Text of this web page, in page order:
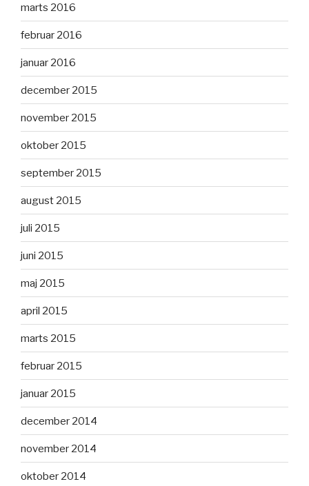
marts 2016
februar 2016
januar 2016
december 2015
november 2015
oktober 2015
september 2015
august 2015
juli 2015
juni 2015
maj 2015
april 2015
marts 2015
februar 2015
januar 2015
december 2014
november 2014
oktober 2014